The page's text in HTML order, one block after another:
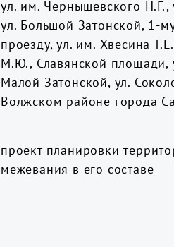
ул. им. Чернышевского
ул. Большой Затонской, 1-
проезду, ул. им. Хвесина
М.Ю., Славянской площади,
Малой Затонской, ул.
Волжском районе города
проект планировки
межевания в его составе